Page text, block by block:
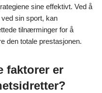
sine effektivt. Ved å
sin sport, kan
tilnærminger for å
den totale prestasjonen.
faktorer er